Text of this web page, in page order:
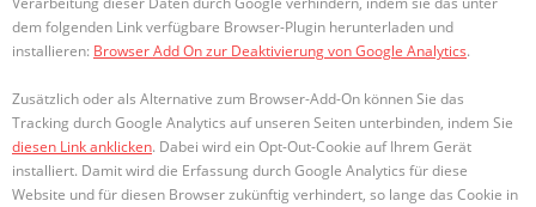
dem folgenden Link verfügbare Browser-Plugin herunterladen und
installieren: Browser Add On zur Deaktivierung von Google Analytics.
Zusätzlich oder als Alternative zum Browser-Add-On können Sie das
Tracking durch Google Analytics auf unseren Seiten unterbinden, indem Sie
diesen Link anklicken. Dabei wird ein Opt-Out-Cookie auf Ihrem Gerät
installiert. Damit wird die Erfassung durch Google Analytics für diese
Website und für diesen Browser zukünftig verhindert, so lange das Cookie in